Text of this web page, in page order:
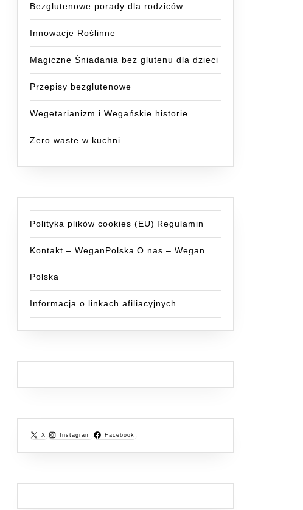
Bezglutenowe porady dla rodziców
Innowacje Roślinne
Magiczne Śniadania bez glutenu dla dzieci
Przepisy bezglutenowe
Wegetarianizm i Wegańskie historie
Zero waste w kuchni
Polityka plików cookies (EU) Regulamin
Kontakt – WeganPolska O nas – Wegan
Polska
Informacja o linkach afiliacyjnych
X Instagram Facebook